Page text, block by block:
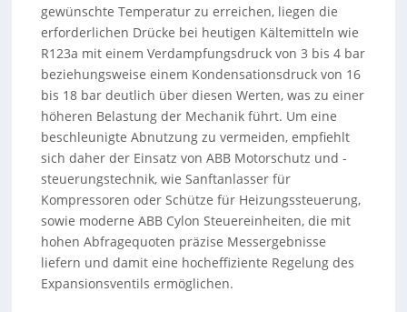
gewünschte Temperatur zu erreichen, liegen die
erforderlichen Drücke bei heutigen Kältemitteln wie
R123a mit einem Verdampfungsdruck von 3 bis 4 bar
beziehungsweise einem Kondensationsdruck von 16
bis 18 bar deutlich über diesen Werten, was zu einer
höheren Belastung der Mechanik führt. Um eine
beschleunigte Abnutzung zu vermeiden, empfiehlt
sich daher der Einsatz von ABB Motorschutz und -
steuerungstechnik, wie Sanftanlasser für
Kompressoren oder Schütze für Heizungssteuerung,
sowie moderne ABB Cylon Steuereinheiten, die mit
hohen Abfragequoten präzise Messergebnisse
liefern und damit eine hocheffiziente Regelung des
Expansionsventils ermöglichen.